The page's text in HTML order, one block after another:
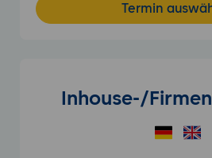
Termin
Inhouse-/